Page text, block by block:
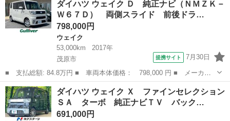
Ａ 社外ナビ バックカメラ 左側パワースライドドア ＥＴＣ 横
滑り防止装置 衝突...
ダイハツ ウェイク Ｄ 純正ナビ（ＮＭＺＫ－
Ｗ６７Ｄ） 両側スライド 前後ドラ…
798,000円
ウェイク
53,000km
2017年
茂原市
提携サイト 7月30日
■ 支払総額: 84.8万円 ■ 車両本体価格： 798,000 円 ■ メーカー
名： ダイハツ ■ 車種名： ウェイク ■ グレード名： Ｄ 純正
ナビ（ＮＭＺＫ－Ｗ６７Ｄ） 両側スライド 前後ドラレコ（コムテ
ック） フル...
千葉 茂原市 ウェイク
ダイハツ ウェイク Ｘ ファインセレクション
ＳＡ ターボ 純正ナビＴＶ バック…
691,000円